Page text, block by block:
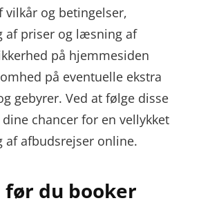
vilkår og betingelser,
af priser og læsning af
på hjemmesiden
på eventuelle ekstra
gebyrer. Ved at følge disse
chancer for en vellykket
af afbudsrejser online.
før du booker